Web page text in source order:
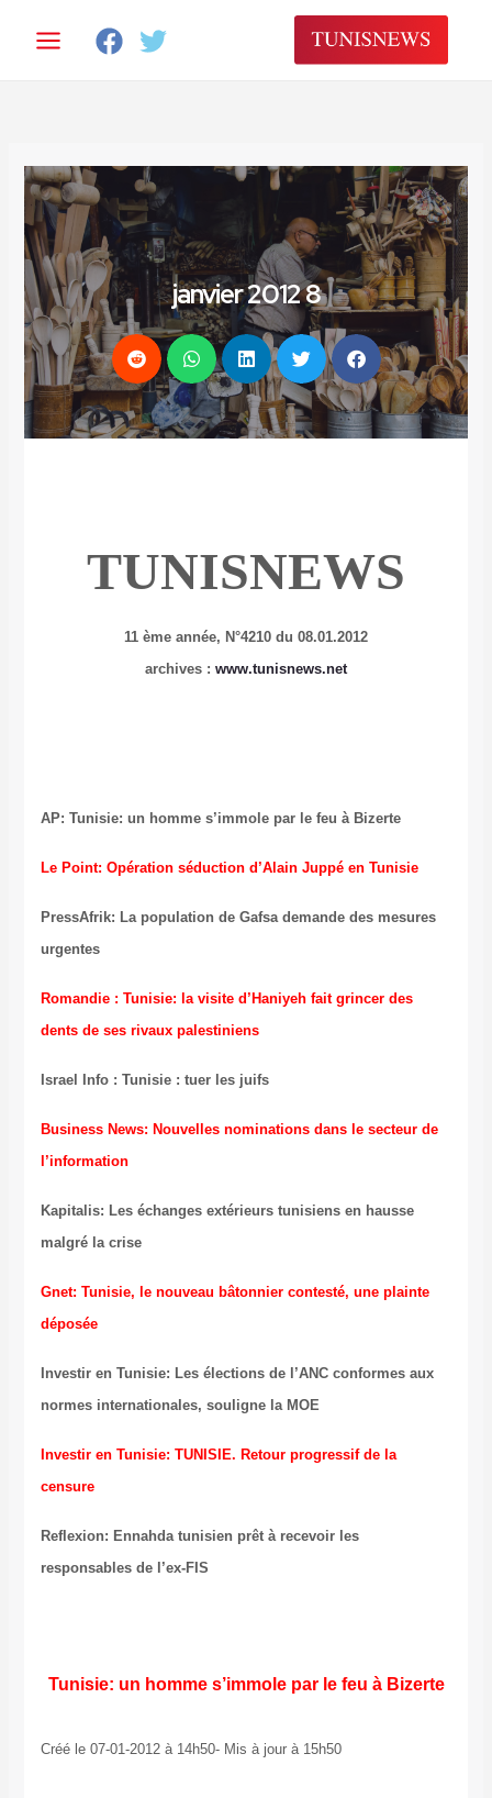
المحتوى
8 janvier 2012
TUNISNEWS
11 ème année, N°4210 du 08.01.2012
archives : www.tunisnews.net
AP: Tunisie: un homme s’immole par le feu à Bizerte
Le Point: Opération séduction d’Alain Juppé en Tunisie
PressAfrik: La population de Gafsa demande des mesures
urgentes
Romandie : Tunisie: la visite d’Haniyeh fait grincer des
dents de ses rivaux palestiniens
Israel Info : Tunisie : tuer les juifs
Business News: Nouvelles nominations dans le secteur de
l’information
Kapitalis: Les échanges extérieurs tunisiens en hausse
malgré la crise
Gnet: Tunisie, le nouveau bâtonnier contesté, une plainte
déposée
Investir en Tunisie: Les élections de l’ANC conformes aux
normes internationales, souligne la MOE
Investir en Tunisie: TUNISIE. Retour progressif de la
censure
Reflexion: Ennahda tunisien prêt à recevoir les
responsables de l’ex-FIS
Tunisie: un homme s’immole par le feu à Bizerte
Créé le 07-01-2012 à 14h50- Mis à jour à 15h50